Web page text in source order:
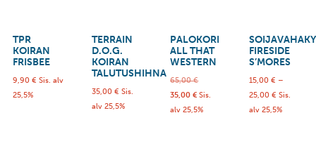
TPR
KOIRAN
FRISBEE
9,90 € Sis. alv
25,5%
TERRAIN
D.O.G.
KOIRAN
TALUTUSHIHNA
35,00 € Sis.
alv 25,5%
PALOKORI
ALL THAT
WESTERN
65,00€
35,00€ Sis.
alv 25,5%
FIRESIDE
S’MORES
15,00 € –
25,00 € Sis.
alv 25,5%